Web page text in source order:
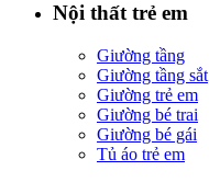
Nội thất trẻ em
Giường tầng
Giường tầng sắt
Giường trẻ em
Giường bé trai
Giường bé gái
Tủ áo trẻ em